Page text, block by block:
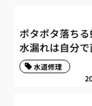
ポタポタ落ち
水漏れは自分で
水道修理